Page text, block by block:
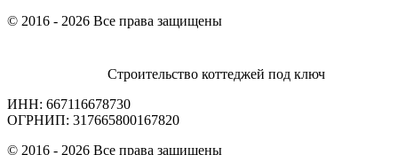
© 2016 - 2026 Все права защищены
Строительство коттеджей под ключ
ИНН: 667116678730
ОГРНИП: 317665800167820
© 2016 - 2026 Все права защищены